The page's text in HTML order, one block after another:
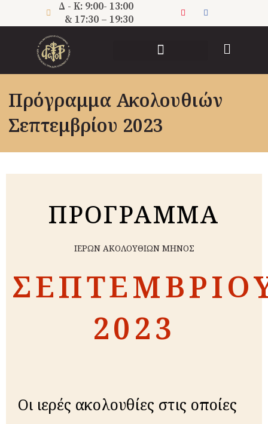
Δ - Κ: 9:00- 13:00
& 17:30 – 19:30
Πρόγραμμα Ακολουθιών
Σεπτεμβρίου 2023
ΠΡΟΓΡΑMΜΑ
ΙΕΡΩΝ ΑΚΟΛΟΥΘΙΩΝ ΜΗΝΟΣ
2023
Οι ιε­ρές α­κο­λου­θί­ες στις οποί­ες